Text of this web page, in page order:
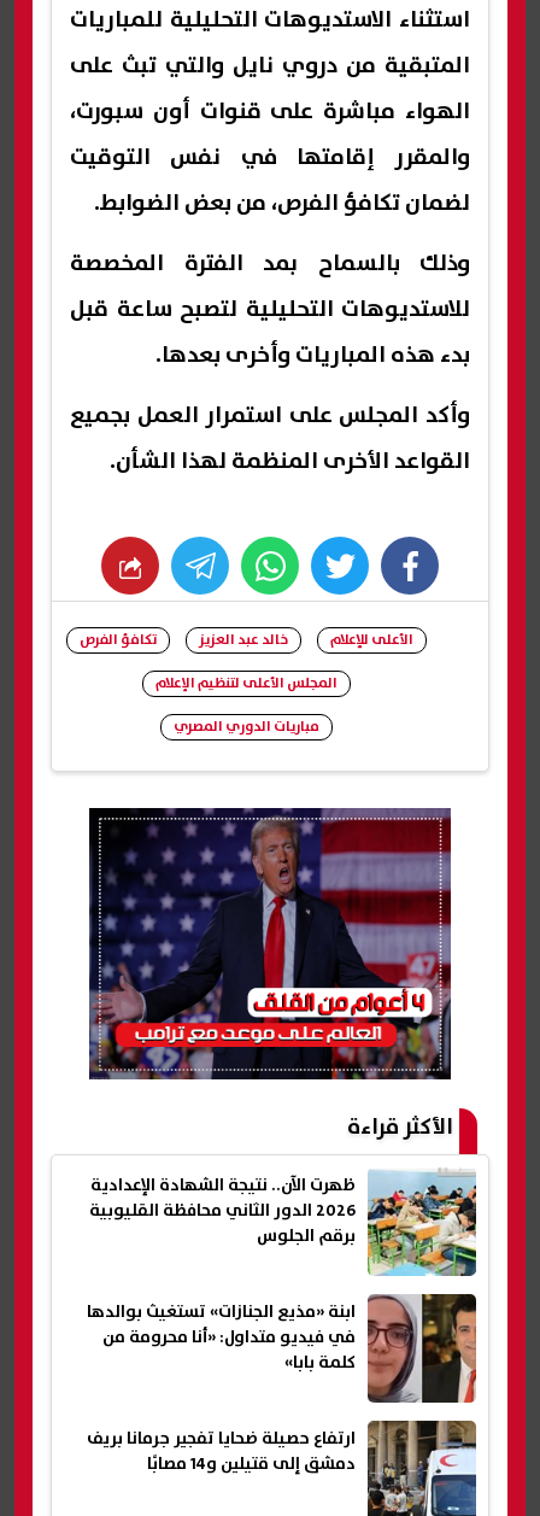
استثناء الاستديوهات التحليلية للمباريات
المتبقية من دروي نايل والتي تبث على
الهواء مباشرة على قنوات أون سبورت،
والمقرر إقامتها في نفس التوقيت
لضمان تكافؤ الفرص، من بعض الضوابط.
وذلك بالسماح بمد الفترة المخصصة
للاستديوهات التحليلية لتصبح ساعة قبل
بدء هذه المباريات وأخرى بعدها.
وأكد المجلس على استمرار العمل بجميع
القواعد الأخرى المنظمة لهذا الشأن.
facebook
twitter
whats
الأعلى للإعلام خالد عبد العزيز
تكافؤ الفرص
المجلس الأعلى لتنظيم الإعلام
مباريات الدوري المصري
الأكثر قراءة
ظهرت الآن.. نتيجة الشهادة الإعدادية
2026 الدور الثاني محافظة القليوبية
برقم الجلوس
ابنة «مذيع الجنازات» تستغيث بوالدها
في فيديو متداول: «أنا محرومة من
كلمة بابا»
ارتفاع حصيلة ضحايا تفجير جرمانا بريف
دمشق إلى قتيلين و14 مصابًا